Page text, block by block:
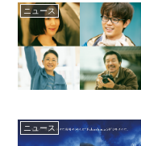
ニュース
ニュース